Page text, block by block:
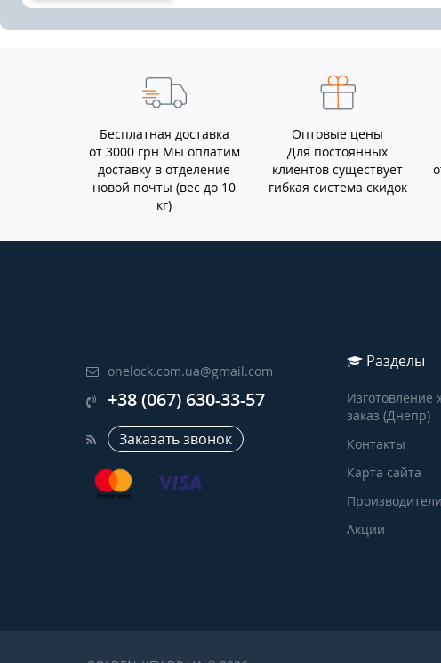
Бесплатная доставка
от 3000 грн Мы оплатим
доставку в отделение
новой почты (вес до 10
кг)
Оптовые цены
Для постоянных
клиентов существует
гибкая система скидок
onelock.com.ua@gmail.com
+38 (067) 630-33-57
Заказать звонок
Разделы
Изготовление
заказ (Днепр)
Контакты
Карта сайта
Производители
Акции